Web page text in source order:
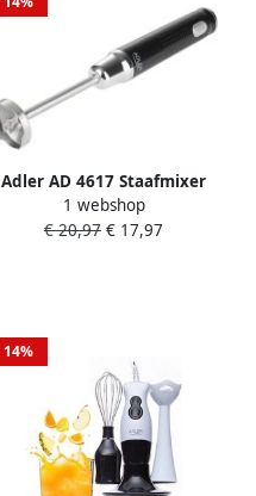
Adler AD 4617 Staafmixer
300 Watt zwart
1 webshop
€ 20,97 € 17,97
14%